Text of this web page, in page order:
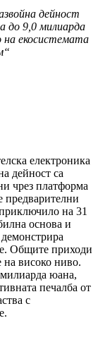
дейност
до 9,0 милиарда
на екосистемата
електроника
дейност са
чрез платформа
предварителни
на 31
основа и
Общите приходи
на високо ниво.
юана,
печалба от
с